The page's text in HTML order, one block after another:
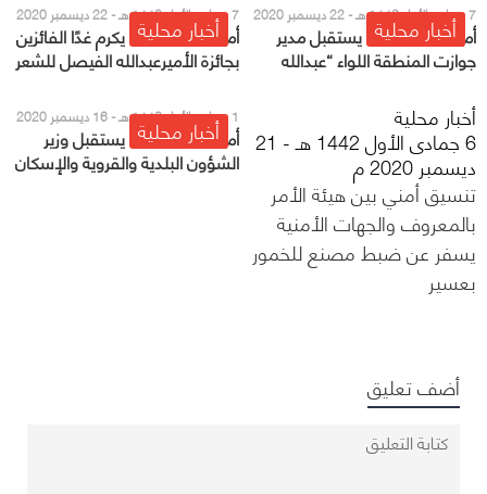
أخبار محلية 7 جمادى الأول 1442 هـ - 22 ديسمبر 2020
م
أمير مكة المكرمة يستقبل مدير
جوازت المنطقة اللواء “عبدالله
أخبار محلية 7 جمادى الأول 1442 هـ - 22 ديسمبر 2020
م
أمير مكة المكرمة يكرم غدًا الفائزين
بجائزة الأميرعبدالله الفيصل للشعر
أخبار محلية
6 جمادى الأول 1442 هـ - 21
ديسمبر 2020 م
تنسيق أمني بين هيئة الأمر
بالمعروف والجهات الأمنية
يسفر عن ضبط مصنع للخمور
بعسير
أخبار محلية 1 جمادى الأول 1442 هـ - 16 ديسمبر 2020
مأمير مكة المكرمة يستقبل وزير
الشؤون البلدية والقروية والإسكان
أضف تعليق